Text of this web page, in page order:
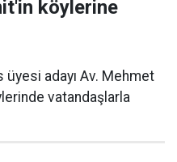
köylerine
adayı Av. Mehmet
vatandaşlarla